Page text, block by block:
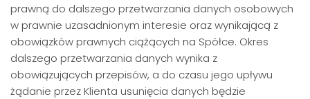
prawną do dalszego przetwarzania danych osobowych
w prawnie uzasadnionym interesie oraz wynikającą z
obowiązków prawnych ciążących na Spółce. Okres
dalszego przetwarzania danych wynika z
obowiązujących przepisów, a do czasu jego upływu
żądanie przez Klienta usunięcia danych będzie